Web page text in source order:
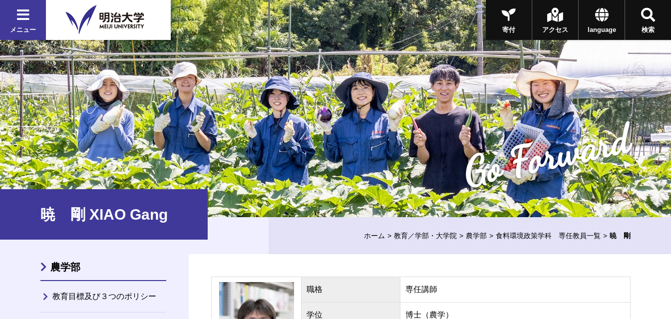
メニュー 検索
language
アクセス
寄付
Go Forward
暁 剛 XIAO Gang
ホーム 教育／学部・大学院 農学部 食料環境政策学科 専任教員一覧 暁 剛
職格 専任講師
学位 博士（農学）
農学部
教育目標及び３つのポリシー